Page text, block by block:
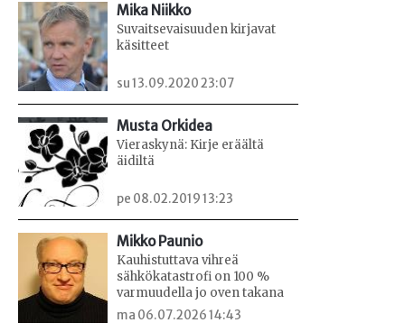
Mika Niikko
Suvaitsevaisuuden kirjavat
käsitteet
su 13.09.2020 23:07
Musta Orkidea
Vieraskynä: Kirje eräältä
äidiltä
pe 08.02.2019 13:23
Mikko Paunio
Kauhistuttava vihreä
sähkökatastrofi on 100 %
varmuudella jo oven takana
ma 06.07.2026 14:43